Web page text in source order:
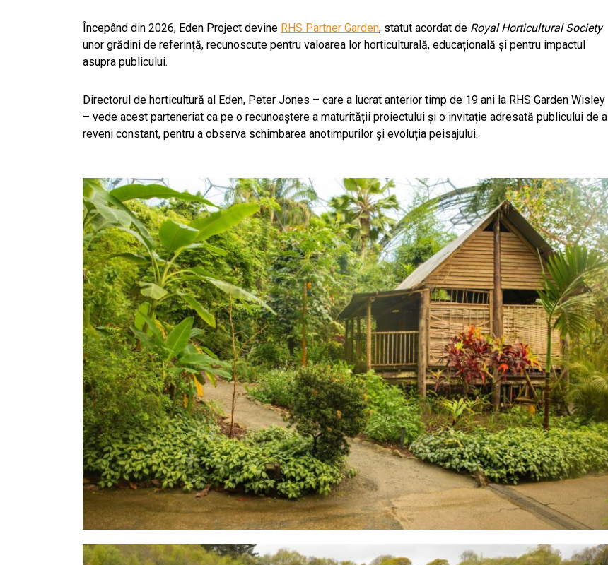
Începând din 2026, Eden Project devine RHS Partner Garden, statut acordat de Royal Horticultural Society
unor grădini de referință, recunoscute pentru valoarea lor horticulturală, educațională și pentru impactul
asupra publicului.
Directorul de horticultură al Eden, Peter Jones – care a lucrat anterior timp de 19 ani la RHS Garden Wisley
– vede acest parteneriat ca pe o recunoaștere a maturității proiectului și o invitație adresată publicului de a
reveni constant, pentru a observa schimbarea anotimpurilor și evoluția peisajului.